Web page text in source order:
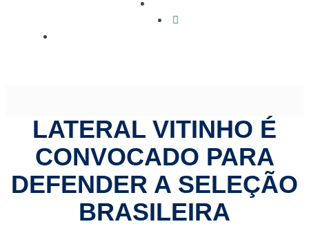
LATERAL VITINHO É
CONVOCADO PARA
DEFENDER A SELEÇÃO
BRASILEIRA